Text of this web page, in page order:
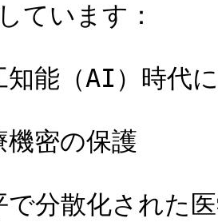
ています：
（AI）時代に
密の保護
散化された医